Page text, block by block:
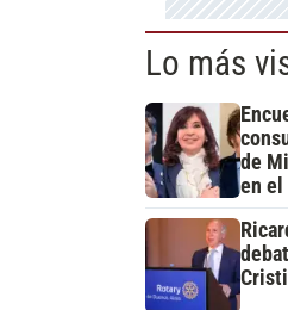
Lo más
de
en el